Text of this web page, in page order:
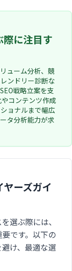
際に注目す
ューム分析、競
ンドリー診断な
戦略立案を支
コンテンツ作成
ョナルまで幅広
タ分析能力が求
ーズガイ
選ぶ際には、
です。以下の
け、最適な選